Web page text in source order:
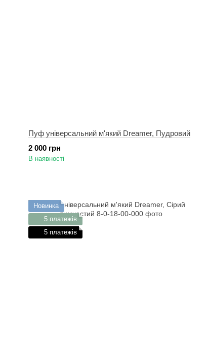
Пуф універсальний м'який Dreamer, Пудровий
2 000 грн
В наявності
Новинка
5 платежів
5 платежів